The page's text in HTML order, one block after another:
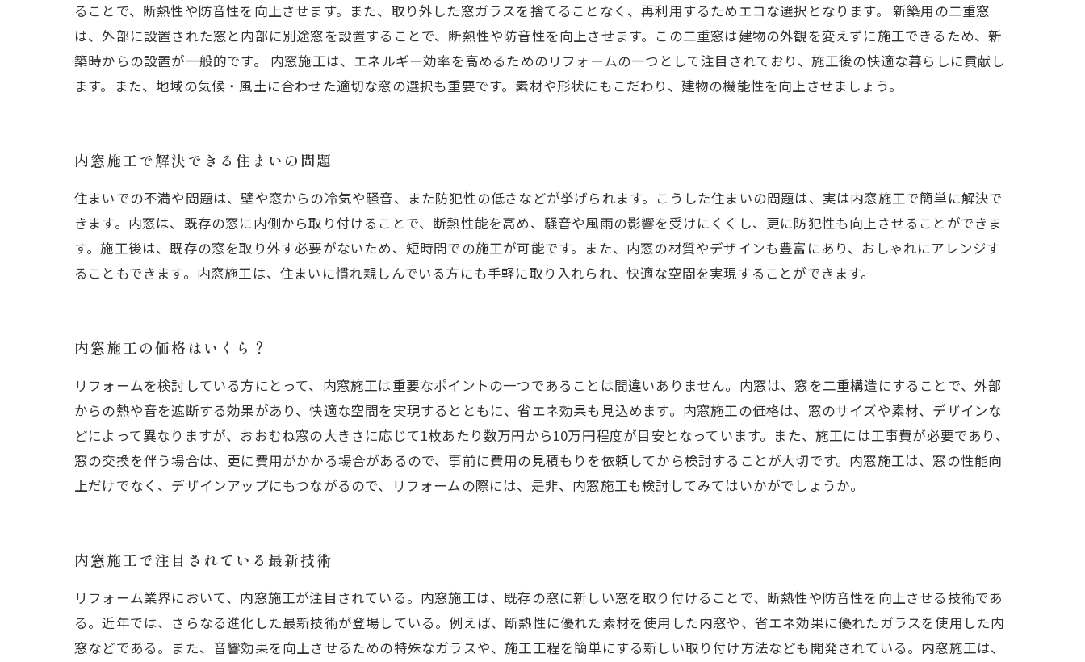
ることで、断熱性や防音性を向上させます。また、取り外した窓ガラスを捨てることなく、再利用するためエコな選択となります。 新築用の二重窓
は、外部に設置された窓と内部に別途窓を設置することで、断熱性や防音性を向上させます。この二重窓は建物の外観を変えずに施工できるため、新
築時からの設置が一般的です。 内窓施工は、エネルギー効率を高めるためのリフォームの一つとして注目されており、施工後の快適な暮らしに貢献し
ます。また、地域の気候・風土に合わせた適切な窓の選択も重要です。素材や形状にもこだわり、建物の機能性を向上させましょう。
内窓施工で解決できる住まいの問題
住まいでの不満や問題は、壁や窓からの冷気や騒音、また防犯性の低さなどが挙げられます。こうした住まいの問題は、実は内窓施工で簡単に解決で
きます。内窓は、既存の窓に内側から取り付けることで、断熱性能を高め、騒音や風雨の影響を受けにくくし、更に防犯性も向上させることができま
す。施工後は、既存の窓を取り外す必要がないため、短時間での施工が可能です。また、内窓の材質やデザインも豊富にあり、おしゃれにアレンジす
ることもできます。内窓施工は、住まいに慣れ親しんでいる方にも手軽に取り入れられ、快適な空間を実現することができます。
内窓施工の価格はいくら？
リフォームを検討している方にとって、内窓施工は重要なポイントの一つであることは間違いありません。内窓は、窓を二重構造にすることで、外部
からの熱や音を遮断する効果があり、快適な空間を実現するとともに、省エネ効果も見込めます。内窓施工の価格は、窓のサイズや素材、デザインな
どによって異なりますが、おおむね窓の大きさに応じて1枚あたり数万円から10万円程度が目安となっています。また、施工には工事費が必要であり、
窓の交換を伴う場合は、更に費用がかかる場合があるので、事前に費用の見積もりを依頼してから検討することが大切です。内窓施工は、窓の性能向
上だけでなく、デザインアップにもつながるので、リフォームの際には、是非、内窓施工も検討してみてはいかがでしょうか。
内窓施工で注目されている最新技術
リフォーム業界において、内窓施工が注目されている。内窓施工は、既存の窓に新しい窓を取り付けることで、断熱性や防音性を向上させる技術であ
る。近年では、さらなる進化した最新技術が登場している。例えば、断熱性に優れた素材を使用した内窓や、省エネ効果に優れたガラスを使用した内
窓などである。また、音響効果を向上させるための特殊なガラスや、施工工程を簡単にする新しい取り付け方法なども開発されている。内窓施工は、